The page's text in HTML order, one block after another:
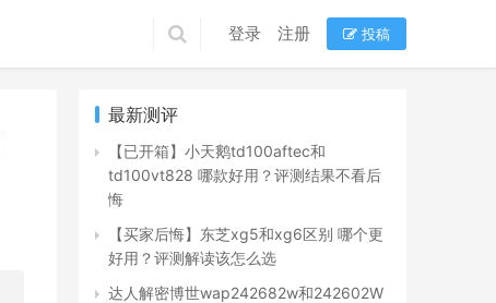
登录 注册 投稿
最新测评
【已开箱】小天鹅td100aftec和
td100vt828 哪款好用？评测结果不看后
悔
【买家后悔】东芝xg5和xg6区别 哪个更
好用？评测解读该怎么选
达人解密博世wap242682w和242602W